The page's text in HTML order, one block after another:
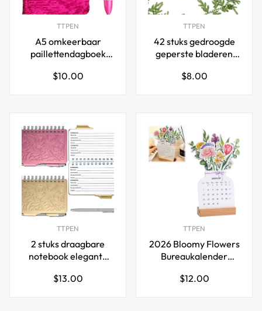
TTPEN
A5 omkeerbaar
paillettendagboek
intrekbare multipen
Normale
$10.00
TTPEN
42 stuks gedroogde
geperste bladeren
voor kunsthandwerk
Normale
$8.00
TTPEN
2 stuks draagbare
notebook elegante
wachtwoordboekhouder
Normale
$13.00
TTPEN
2026 Bloomy Flowers
Bureaukalender
Vaasvormig
Normale
$12.00